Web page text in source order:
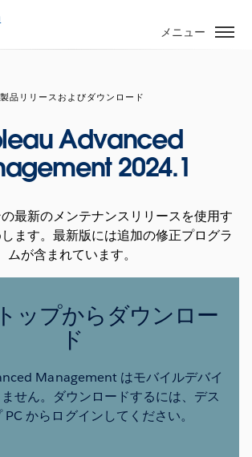
メニュー
製品リリースおよびダウンロード
Advanced
2024.1
最新のメンテナンスリリースを使用す
ます。最新版には追加の修正プログラ
ムが含まれています。
ップからダウンロー
ド
Management はモバイルデバイ
せん。ダウンロードするには、デス
PC からログインしてください。